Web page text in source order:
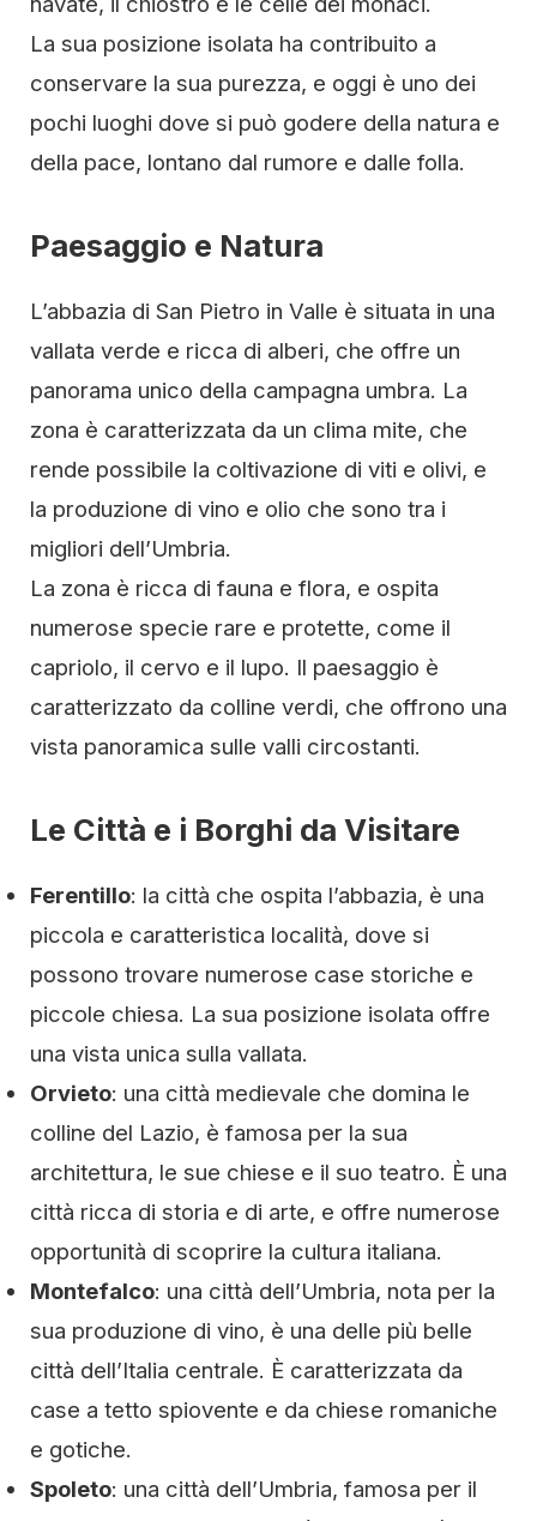
La sua posizione isolata ha contribuito a
conservare la sua purezza, e oggi è uno dei
pochi luoghi dove si può godere della natura e
della pace, lontano dal rumore e dalle folla.
Paesaggio e Natura
L’abbazia di San Pietro in Valle è situata in una
vallata verde e ricca di alberi, che offre un
panorama unico della campagna umbra. La
zona è caratterizzata da un clima mite, che
rende possibile la coltivazione di viti e olivi, e
la produzione di vino e olio che sono tra i
migliori dell’Umbria.
La zona è ricca di fauna e flora, e ospita
numerose specie rare e protette, come il
capriolo, il cervo e il lupo. Il paesaggio è
caratterizzato da colline verdi, che offrono una
vista panoramica sulle valli circostanti.
Le Città e i Borghi da Visitare
Ferentillo: la città che ospita l’abbazia, è una
piccola e caratteristica località, dove si
possono trovare numerose case storiche e
piccole chiesa. La sua posizione isolata offre
una vista unica sulla vallata.
Orvieto: una città medievale che domina le
colline del Lazio, è famosa per la sua
architettura, le sue chiese e il suo teatro. È una
città ricca di storia e di arte, e offre numerose
opportunità di scoprire la cultura italiana.
Montefalco: una città dell’Umbria, nota per la
sua produzione di vino, è una delle più belle
città dell’Italia centrale. È caratterizzata da
case a tetto spiovente e da chiese romaniche
e gotiche.
Spoleto: una città dell’Umbria, famosa per il